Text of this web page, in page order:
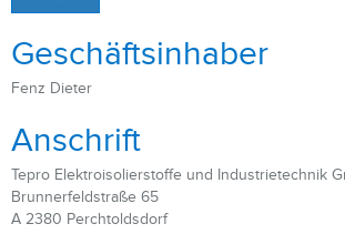
Geschäftsinhaber
Fenz Dieter
Anschrift
Tepro Elektroisolierstoffe und Industrietechnik
Brunnerfeldstraße 65
A 2380 Perchtoldsdorf